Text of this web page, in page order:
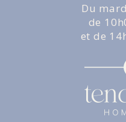
Du
de
et de